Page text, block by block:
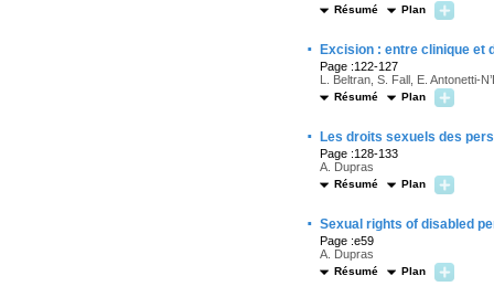
Résumé Plan
· Excision : entre clinique et
Page :122-127
L. Beltran, S. Fall, E. Antonetti-
Résumé Plan
· Les droits sexuels des
Page :128-133
A. Dupras
Résumé Plan
· Sexual rights of disabled
Page :e59
A. Dupras
Résumé Plan